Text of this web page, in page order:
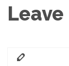
Leave